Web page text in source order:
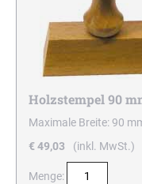
Holzstempel 90
Maximale Breite: 90
€ 49,03
(inkl. MwSt.)
Menge: